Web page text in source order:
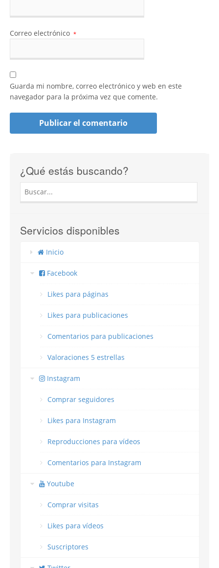
Correo electrónico *
Guarda mi nombre, correo electrónico y web en este
navegador para la próxima vez que comente.
¿Qué estás buscando?
Servicios disponibles
Inicio
Facebook
Likes para páginas
Likes para publicaciones
Comentarios para publicaciones
Valoraciones 5 estrellas
Instagram
Comprar seguidores
Likes para Instagram
Reproducciones para vídeos
Comentarios para Instagram
Youtube
Comprar visitas
Likes para vídeos
Suscriptores